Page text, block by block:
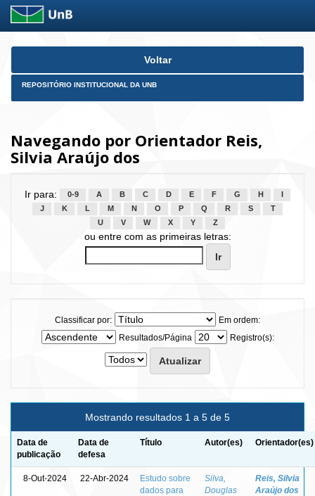
Skip
Voltar
REPOSITÓRIO INSTITUCIONAL DA UNB
Navegando por Orientador Reis,
Silvia Araújo dos
Ir para: 0-9 A B C D E F G H
J
K L M N O P Q R S
T
U
V W X Y Z
ou entre com as primeiras letras:
Classificar por:
Em ordem:
Resultados/Página
Registro(s):
Mostrando resultados 1 a 5 de 5
Data de
publicação
Data de
defesa
Título Autor(es) Orientador(es)
8-Out-2024 22-Abr-2024
Estudo sobre
dados para
Silva,
Douglas
Reis, Silvia
Araújo dos